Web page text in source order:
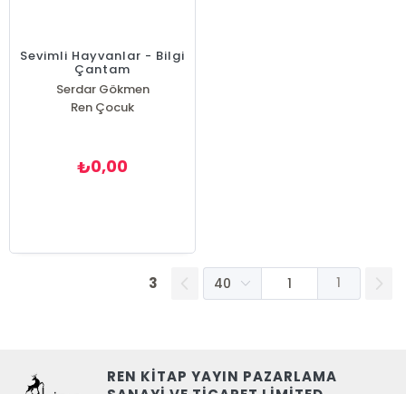
Sevimli Hayvanlar - Bilgi
Çantam
Serdar Gökmen
Ren Çocuk
₺0,00
3 1
REN KİTAP YAYIN PAZARLAMA